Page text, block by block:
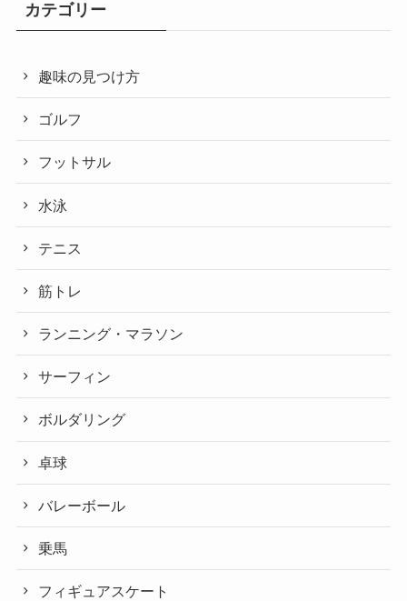
カテゴリー
趣味の見つけ方
ゴルフ
フットサル
水泳
テニス
筋トレ
ランニング・マラソン
サーフィン
ボルダリング
卓球
バレーボール
乗馬
フィギュアスケート